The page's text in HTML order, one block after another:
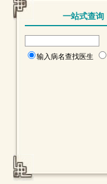
一站式查询
输入病名查找医生